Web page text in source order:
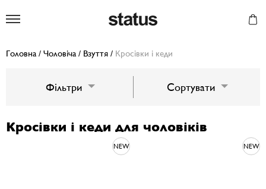
Головна / Чоловіча / Взуття / Кросівки і кеди
Кросівки і кеди для чоловіків
NEW NEW
Фільтри Сортувати